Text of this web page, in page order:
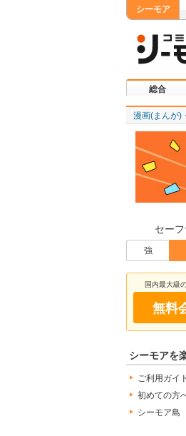
シーモア
総合
漫画(まんが)
セー
強
国内最大級
無料
シーモアを
ご利用ガイ
初めての方
シーモア島